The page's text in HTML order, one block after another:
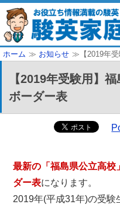
ホーム ≫ お知らせ ≫【2019年受
【2019年受験用】
ボーダー表
最新の「福島県公立高
ダー表になります。
2019年(平成31年)の受験